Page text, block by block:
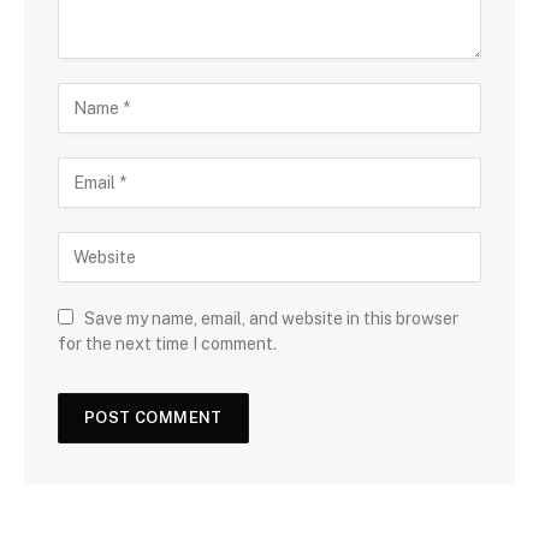
Save my name, email, and website in this browser
for the next time I comment.